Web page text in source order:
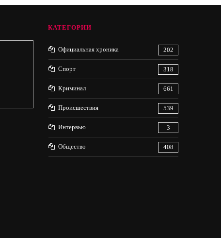
КАТЕГОРИИ
Официальная хроника 202
Спорт 318
Криминал 661
Происшествия 539
Интервью 3
Общество 408